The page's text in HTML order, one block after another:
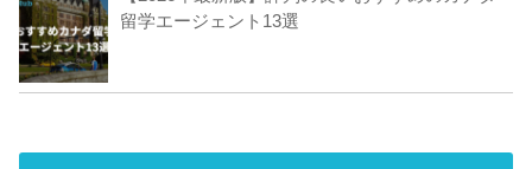
留学エージェント13選